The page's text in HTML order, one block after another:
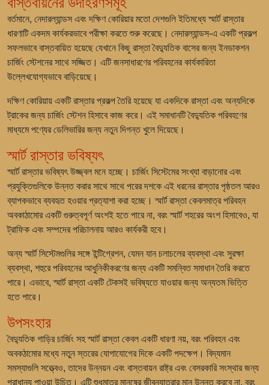
বর্তমানে, নেদারল্যান্ডস এবং দক্ষিণ কোরিয়ার মতো দেশগুলি ইতিমধ্যে স্মার্ট রাস্তার
ধারণাটি একদম কার্যকরভাবে পরীক্ষা করতে শুরু করেছে। নেদারল্যান্ডস-এ একটি প্রকল্প
সফলভাবে বাস্তবায়িত হয়েছে যেখানে কিছু রাস্তা বৈদ্যুতিক বাসের জন্য ইনডাকশন
চার্জিং স্টেশনের সাথে সজ্জিত। এটি জনসাধারণের পরিবহনের কার্যকারিতা
উল্লেখযোগ্যভাবে বাড়িয়েছে।
দক্ষিণ কোরিয়ায় একটি রাস্তার প্রকল্প তৈরি হয়েছে যা একদিকে রাস্তা এবং অন্যদিকে
ট্রাকের জন্য চার্জিং স্টেশন হিসাবে কাজ করে। এই সমাধানটি বৈদ্যুতিক পরিবহণের
মাধ্যমে পণ্যের ডেলিভারির জন্য নতুন দিগন্ত খুলে দিয়েছে।
স্মার্ট রাস্তার ভবিষ্যৎ
স্মার্ট রাস্তার ভবিষ্যৎ উজ্জ্বল মনে হচ্ছে। চার্জিং সিস্টেমের সংখ্যা বাড়ানোর এবং
প্রযুক্তিগুলিকে উন্নত করার সাথে সাথে পরের দশকে এই ধরনের রাস্তার পৃষ্ঠতল আরও
ব্যাপকভাবে ব্যবহৃত হওয়ার প্রত্যাশা করা হচ্ছে। স্মার্ট রাস্তা কেবলমাত্র পরিবহন
অবকাঠামোর একটি গুরুত্বপূর্ণ অংশই হতে পারে না, বরং স্মার্ট শহরের অংশ হিসাবেও, যা
ট্রাফিক এবং সম্পদের পরিচালনায় আরও কার্যকরী হবে।
অন্য স্মার্ট সিস্টেমগুলির সঙ্গে ইন্টিগ্রেশন, যেমন যান চলাচলের ব্যবস্থা এবং সুরক্ষা
ব্যবস্থা, শহুরে পরিবহনের আধুনিকীকরণের জন্য একটি সমন্বিত সমাধান তৈরি করতে
পারে। এভাবে, স্মার্ট রাস্তা একটি টেকসই ভবিষ্যতে যাওয়ার জন্য অন্যতম ভিত্তি
হতে পারে।
উপসংহার
বৈদ্যুতিক গাড়ির চার্জিং সহ স্মার্ট রাস্তা কেবল একটি ধারণা নয়, বরং পরিবহন এবং
অবকঠামোর মধ্যে নতুন স্তরের যোগাযোগের দিকে একটি পদক্ষেপ। বিদ্যমান
সমস্যাগুলি সত্ত্বেও, তাদের উন্নয়ন এবং বাস্তবায়ন রাষ্ট্র এবং বেসরকারি সংস্থার জন্য
প্রাধান্য পাওয়া উচিত। এটি শুধুমাত্র মানুষের জীবনযাত্রার মান উন্নত করবে না, বরং